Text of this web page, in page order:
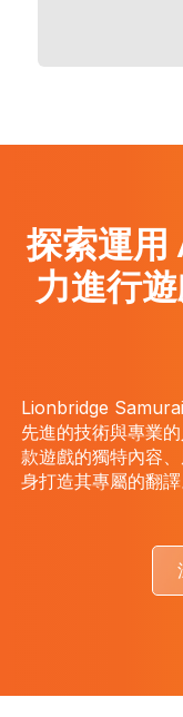
探索運用
力進行
Lionbridge
先進的技術與專業
款遊戲的獨特內容
身打造其專屬的翻譯